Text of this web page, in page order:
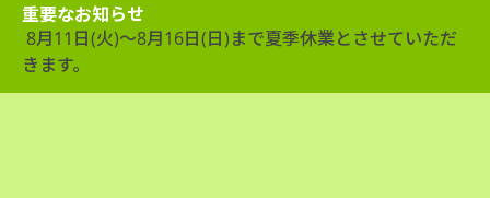
重要なお知らせ
8月11日(火)～8月16日(日)まで夏季休業とさせていただ
きます。